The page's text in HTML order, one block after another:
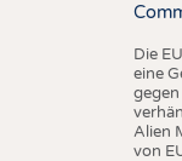
Die
eine
Alien
von